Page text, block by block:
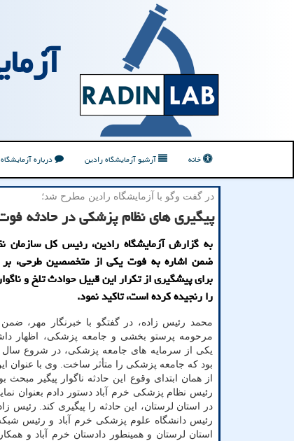
خانه آرشیو آزمایشگاه رادین درباره
در گفت وگو با آزمایشگاه رادین مطرح شد؛
پیگیری های نظام پزشکی در حادثه
به گزارش آزمایشگاه رادین، رئیس کل سازمان
ضمن اشاره به فوت یکی از متخصصین طرحی، بر
برای پیشگیری از تکرار این قبیل حوادث تلخ و
را رنجیده کرده است، تاکید نمود.
محمد رئیس زاده، در گفتگو با خبرنگار مهر، ضمن
مرحومه پرستو بخشی و جامعه پزشکی، اظهار
یکی از سرمایه های جامعه پزشکی، در شروع سال
بود که جامعه پزشکی را متأثر ساخت. وی با
از همان ابتدای وقوع این حادثه ناگوار پیگیر مبحث
رئیس نظام پزشکی خرم آباد دستور دادم بعنوان
در استان لرستان، این حادثه را پیگیری کند. رئیس
رئیس دانشگاه علوم پزشکی خرم آباد و رئیس
استان لرستان و همینطور دادستان خرم آباد و